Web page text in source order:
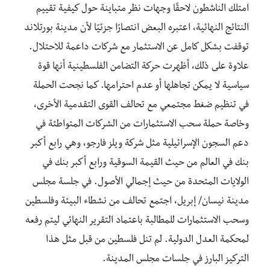
امتلك الناشطون لاحقًا وجهات نظر متباينة حول كيفية تقييم
النتائج النهائية، اعتبره البعض انتصارًا جزئيًا لأن مدينة بورتلاند
توقفت بشكل كامل عن الاستثمار مع شركات داعمة للاحتلال.
علاوة على ذلك، أظهرت حركة التضامن الفلسطينية أنها قوة
سياسية لا يمكن تجاهلها أو عدم احترامها. كما نجحت الحملة
في تنظيم ضغط مجتمعي مع تحالف القوى التقدمية الأخرى،
وخاصة حملة سحب الاستثمارات من الشركات المتواطئة في
دعم السجون الإسرائيلية مثل شركة ويلز فارجو، وهي رابع أكبر
بنك في العالم من حيث القيمة السوقية ورابع أكبر بنك في
الولايات المتحدة من حيث إجمالي الأصول. في جلسة مجلس
مدينة نيسان/ إبريل، اجتمع تحالف من نشطاء البيئة وفلسطين
وسحب الاستثمارات للمطالبة باعتماد التقرير النهائي ليتم رفعه
لمحكمة العدل الدولية. لم تنل فلسطين من قبل مثل هذا
التركيز البارز في جلسات مجلس المدينة.